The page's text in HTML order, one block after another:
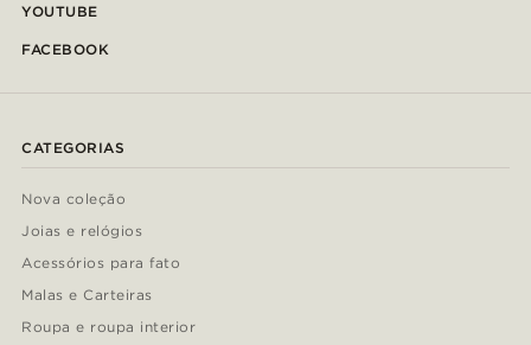
YOUTUBE
FACEBOOK
CATEGORIAS
Nova coleção
Joias e relógios
Acessórios para fato
Malas e Carteiras
Roupa e roupa interior